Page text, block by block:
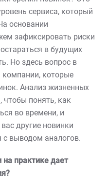
сервиса, который
основании
зафиксировать риски
в будущих
Но здесь вопрос в
компании, которые
Анализ жизненных
понять, как
во времени, и
другие новинки
с выводом аналогов.
на практике дает